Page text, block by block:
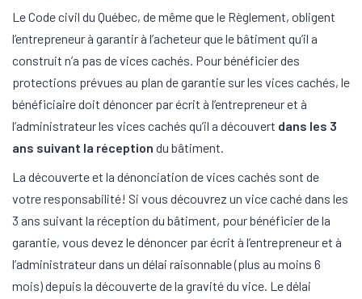
Le Code civil du Québec, de même que le Règlement, obligent
l’entrepreneur à garantir à l’acheteur que le bâtiment qu’il a
construit n’a pas de vices cachés. Pour bénéficier des
protections prévues au plan de garantie sur les vices cachés, le
bénéficiaire doit dénoncer par écrit à l’entrepreneur et à
l’administrateur les vices cachés qu’il a découvert dans les 3
ans suivant la réception du bâtiment.
La découverte et la dénonciation de vices cachés sont de
votre responsabilité! Si vous découvrez un vice caché dans les
3 ans suivant la réception du bâtiment, pour bénéficier de la
garantie, vous devez le dénoncer par écrit à l’entrepreneur et à
l’administrateur dans un délai raisonnable (plus au moins 6
mois) depuis la découverte de la gravité du vice. Le délai